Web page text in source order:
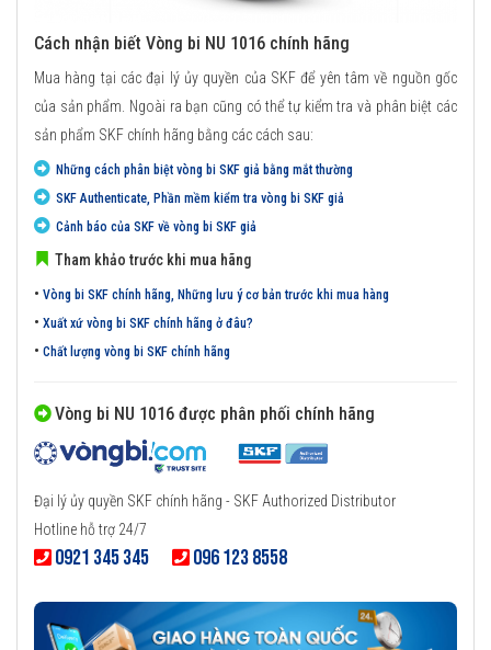
Cách nhận biết Vòng bi NU 1016 chính hãng
Mua hàng tại các đại lý ủy quyền của SKF để yên tâm về nguồn gốc
của sản phẩm. Ngoài ra bạn cũng có thể tự kiểm tra và phân biệt các
sản phẩm SKF chính hãng bằng các cách sau:
Những cách phân biệt vòng bi SKF giả bằng mắt thường
SKF Authenticate, Phần mềm kiểm tra vòng bi SKF giả
Cảnh báo của SKF về vòng bi SKF giả
Tham khảo trước khi mua hãng
• Vòng bi SKF chính hãng, Những lưu ý cơ bản trước khi mua hàng
• Xuất xứ vòng bi SKF chính hãng ở đâu?
• Chất lượng vòng bi SKF chính hãng
Vòng bi NU 1016 được phân phối chính hãng
Đại lý ủy quyền SKF chính hãng - SKF Authorized Distributor
Hotline hỗ trợ 24/7
0921 345 345 096 123 8558